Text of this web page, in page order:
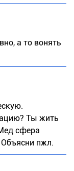
а то вонять
Ты жить
сфера
Объясни пжл.